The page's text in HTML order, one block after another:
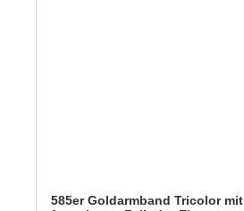
585er Goldarmband Tricolor mit